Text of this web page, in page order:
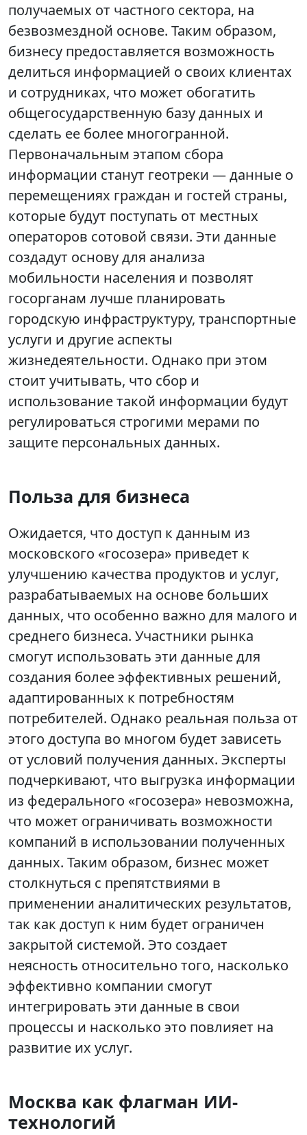
получаемых от частного сектора, на
безвозмездной основе. Таким образом,
бизнесу предоставляется возможность
делиться информацией о своих клиентах
и сотрудниках, что может обогатить
общегосударственную базу данных и
сделать ее более многогранной.
Первоначальным этапом сбора
информации станут геотреки — данные о
перемещениях граждан и гостей страны,
которые будут поступать от местных
операторов сотовой связи. Эти данные
создадут основу для анализа
мобильности населения и позволят
госорганам лучше планировать
городскую инфраструктуру, транспортные
услуги и другие аспекты
жизнедеятельности. Однако при этом
стоит учитывать, что сбор и
использование такой информации будут
регулироваться строгими мерами по
защите персональных данных.
Польза для бизнеса
Ожидается, что доступ к данным из
московского «госозера» приведет к
улучшению качества продуктов и услуг,
разрабатываемых на основе больших
данных, что особенно важно для малого и
среднего бизнеса. Участники рынка
смогут использовать эти данные для
создания более эффективных решений,
адаптированных к потребностям
потребителей. Однако реальная польза от
этого доступа во многом будет зависеть
от условий получения данных. Эксперты
подчеркивают, что выгрузка информации
из федерального «госозера» невозможна,
что может ограничивать возможности
компаний в использовании полученных
данных. Таким образом, бизнес может
столкнуться с препятствиями в
применении аналитических результатов,
так как доступ к ним будет ограничен
закрытой системой. Это создает
неясность относительно того, насколько
эффективно компании смогут
интегрировать эти данные в свои
процессы и насколько это повлияет на
развитие их услуг.
Москва как флагман ИИ-
технологий